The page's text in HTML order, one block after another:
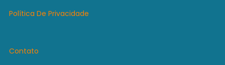
Política De Privacidade
Contato